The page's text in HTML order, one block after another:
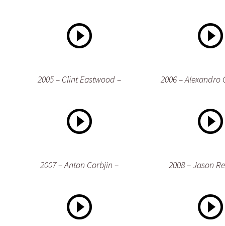
2005 – Clint Eastwood – 2006 – Alexandro
2007 – Anton Corbjin – 2008 – Jason